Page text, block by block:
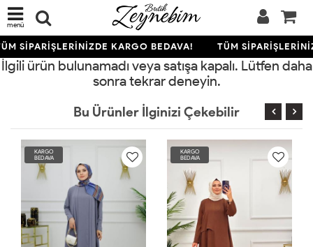
menü
SİPARİŞLERİNİZDE KARGO BEDAVA! TÜM
İlgili ürün bulunamadı veya satışa kapalı. Lütfen daha
sonra tekrar deneyin.
Bu Ürünler İlginizi Çekebilir
KARGO
BEDAVA
KARGO
BEDAVA